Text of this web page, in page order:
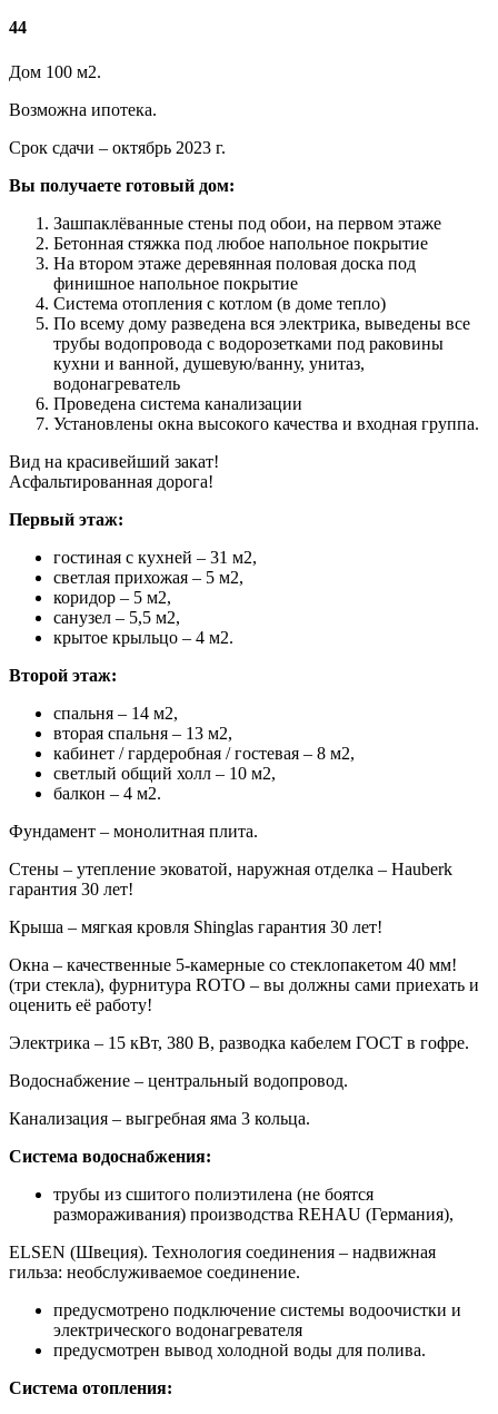
44
Дом 100 м2.
Возможна ипотека.
Срок сдачи – октябрь 2023 г.
Вы получаете готовый дом:
Зашпаклëванные стены под обои, на первом этаже
Бетонная стяжка под любое напольное покрытие
На втором этаже деревянная половая доска под
финишное напольное покрытие
Система отопления с котлом (в доме тепло)
По всему дому разведена вся электрика, выведены все
трубы водопровода с водорозетками под раковины
кухни и ванной, душевую/ванну, унитаз,
водонагреватель
Проведена система канализации
Установлены окна высокого качества и входная группа.
Вид на красивейший закат!
Асфальтированная дорога!
Первый этаж:
гостиная с кухней – 31 м2,
светлая прихожая – 5 м2,
коридор – 5 м2,
санузел – 5,5 м2,
крытое крыльцо – 4 м2.
Второй этаж:
спальня – 14 м2,
вторая спальня – 13 м2,
кабинет / гардеробная / гостевая – 8 м2,
светлый общий холл – 10 м2,
балкон – 4 м2.
Фундамент – монолитная плита.
Стены – утепление эковатой, наружная отделка – Hauberk
гарантия 30 лет!
Крыша – мягкая кровля Shinglas гарантия 30 лет!
Окна – качественные 5-камерные со стеклопакетом 40 мм!
(три стекла), фурнитура ROTO – вы должны сами приехать и
оценить её работу!
Электрика – 15 кВт, 380 В, разводка кабелем ГОСТ в гофре.
Водоснабжение – центральный водопровод.
Канализация – выгребная яма 3 кольца.
Система водоснабжения:
трубы из сшитого полиэтилена (не боятся
размораживания) производства REHAU (Германия),
ELSEN (Швеция). Технология соединения – надвижная
гильза: необслуживаемое соединение.
предусмотрено подключение системы водоочистки и
электрического водонагревателя
предусмотрен вывод холодной воды для полива.
Система отопления: